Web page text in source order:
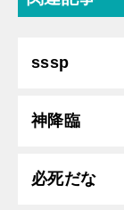
sssp
神降臨
必死だな